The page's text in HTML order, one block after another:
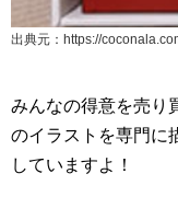
出典元：https://
みんなの得意を売り
のイラストを専門に
していますよ！